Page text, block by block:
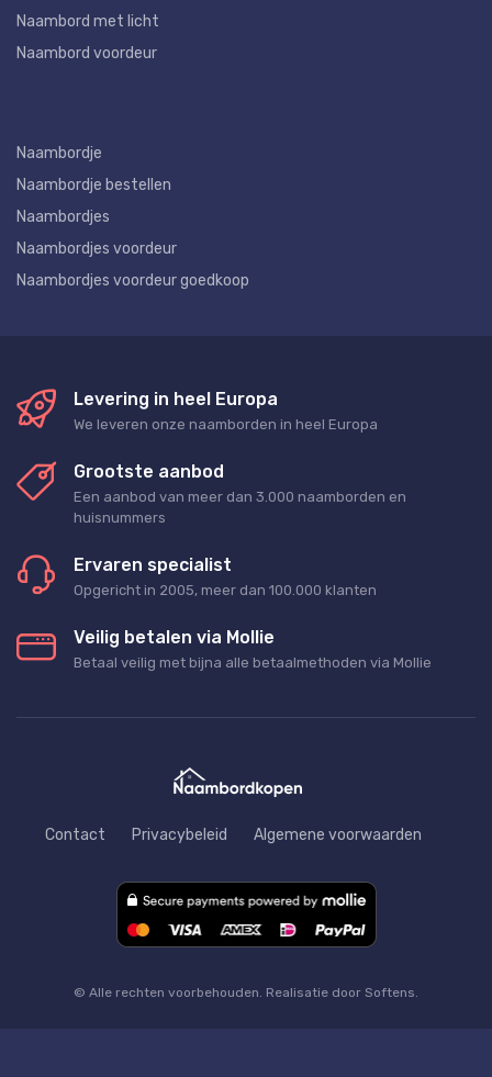
Naambord met licht
Naambord voordeur
Naambordje
Naambordje bestellen
Naambordjes
Naambordjes voordeur
Naambordjes voordeur goedkoop
Levering in heel Europa
We leveren onze naamborden in heel Europa
Grootste aanbod
Een aanbod van meer dan 3.000 naamborden en
huisnummers
Ervaren specialist
Opgericht in 2005, meer dan 100.000 klanten
Veilig betalen via Mollie
Betaal veilig met bijna alle betaalmethoden via Mollie
Contact Privacybeleid Algemene voorwaarden
© Alle rechten voorbehouden. Realisatie door Softens.